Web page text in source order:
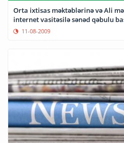
Orta ixtisas məktəblərinə və Ali
internet vasitəsilə sənəd qəbulu
11-08-2009